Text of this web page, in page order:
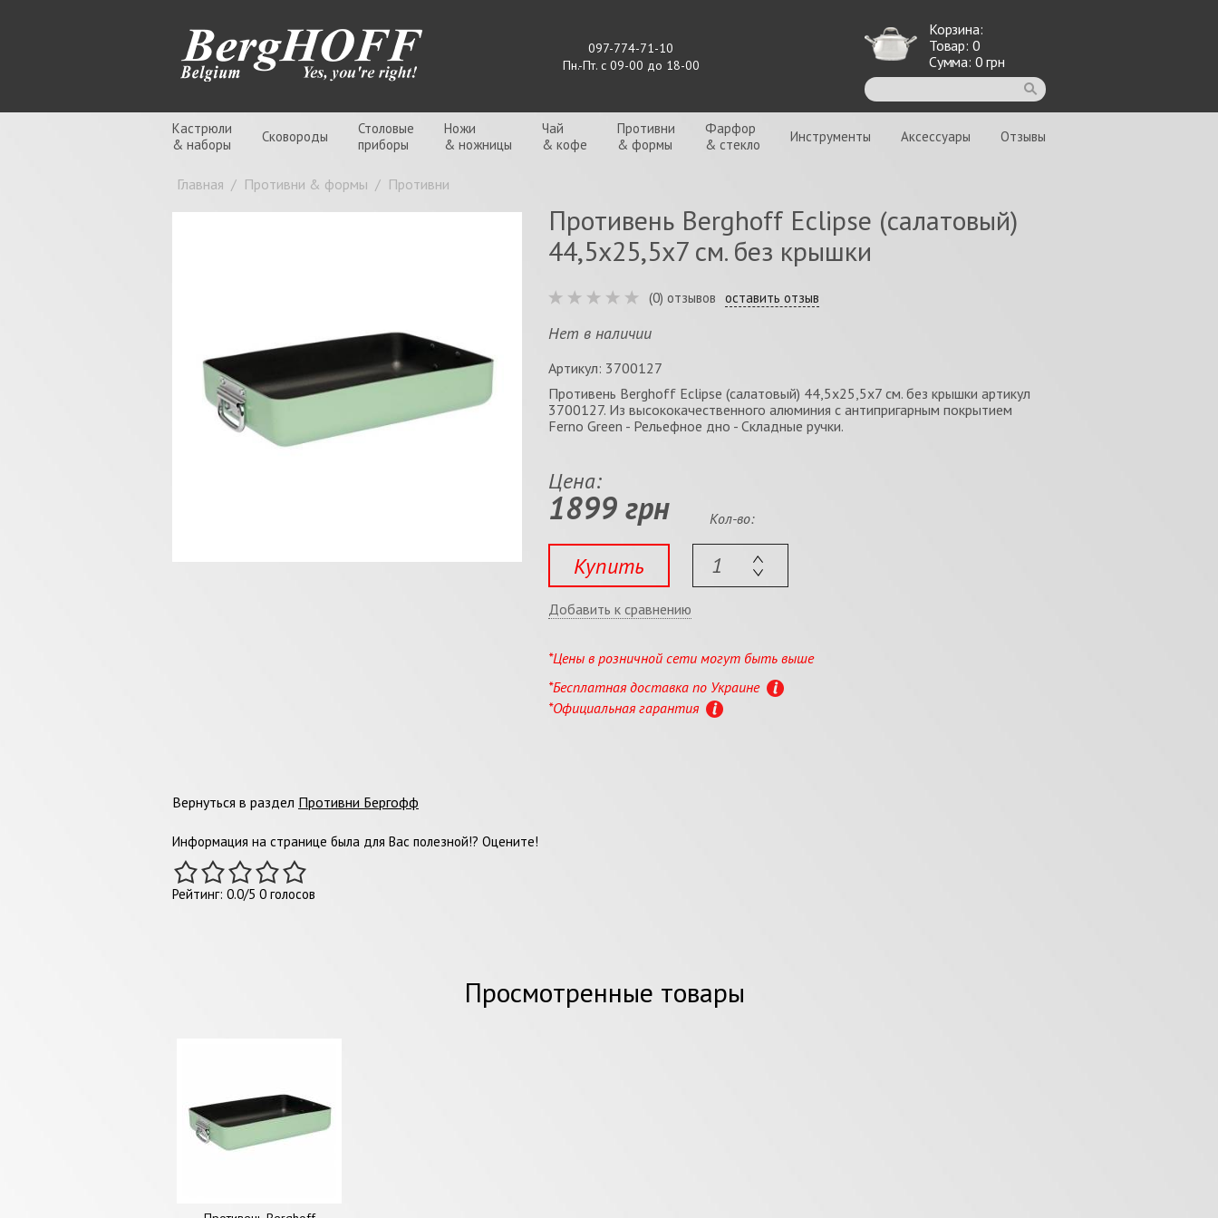
097-774-71-10
Пн.-Пт. с 09-00 до 18-00
Корзина:
Товар: 0
Сумма: 0 грн
Кастрюли
& наборы
Сковороды
Столовые
приборы
Ножи
& ножницы
Чай
& кофе
Противни
& формы
Фарфор
& стекло
Инструменты Аксессуары Отзывы
Главная / Противни & формы / Противни
Противень Berghoff Eclipse (салатовый)
44,5х25,5х7 см. без крышки
(0) отзывов оставить отзыв
Нет в наличии
Артикул: 3700127
Противень Berghoff Eclipse (салатовый) 44,5х25,5х7 см. без крышки артикул
3700127. Из высококачественного алюминия с антипригарным покрытием
Ferno Green - Рельефное дно - Складные ручки.
Цена:
1899 грн
Купить
Кол-во:
Добавить к сравнению
*Цены в розничной сети могут быть выше
*Бесплатная доставка по Украине
*Официальная гарантия
Вернуться в раздел Противни Бергофф
Информация на странице была для Вас полезной!? Оцените!
Рейтинг: 0.0/5 0 голосов
Просмотренные товары